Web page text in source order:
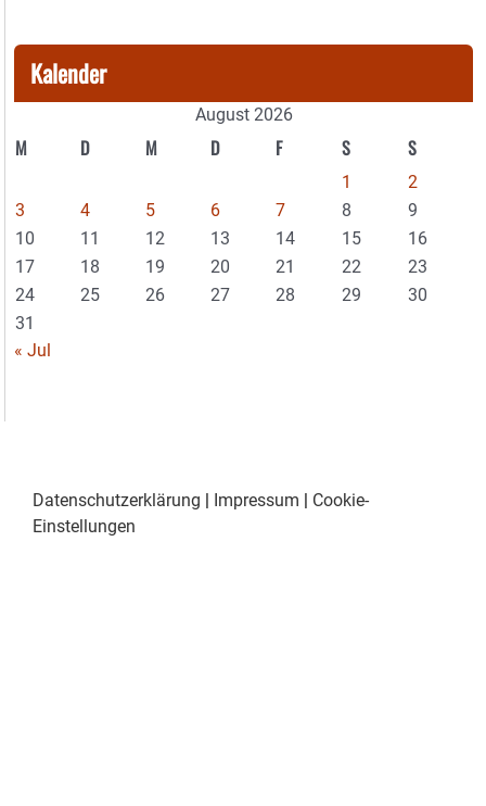
Kalender
August 2026
M D M D F S S
1
2
3
4 5 6 7 8
9
10
11 12 13 14 15
16
17
18 19 20 21 22
23
24
25 26 27 28 29
30
31
« Jul
Datenschutzerklärung Impressum
Cookie-
Einstellungen